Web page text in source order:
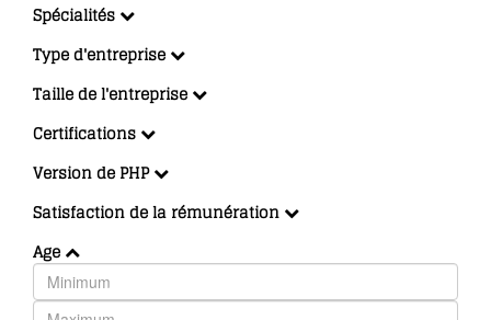
Spécialités
Type d'entreprise
Taille de l'entreprise
Certifications
Version de PHP
Satisfaction de la rémunération
Age